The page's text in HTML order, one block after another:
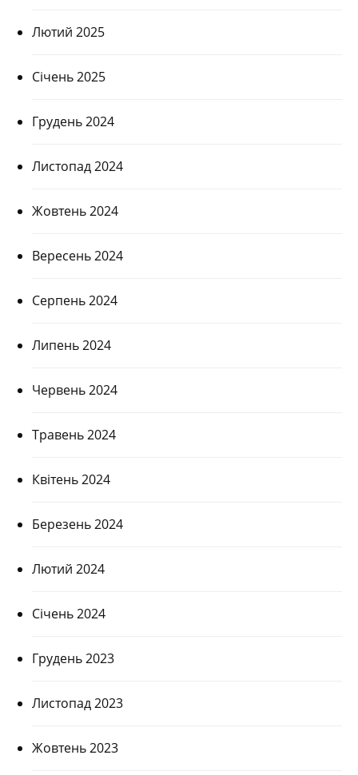
Лютий 2025
Січень 2025
Грудень 2024
Листопад 2024
Жовтень 2024
Вересень 2024
Серпень 2024
Липень 2024
Червень 2024
Травень 2024
Квітень 2024
Березень 2024
Лютий 2024
Січень 2024
Грудень 2023
Листопад 2023
Жовтень 2023